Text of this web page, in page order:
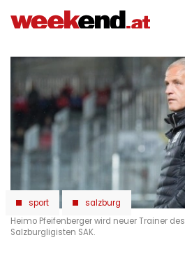
zum
sport
salzburg
Heimo Pfeifenberger wird neuer Trainer des
Salzburgligisten SAK.